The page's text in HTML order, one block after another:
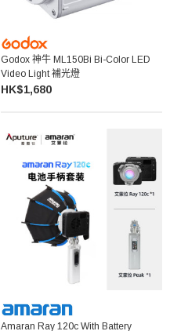
Godox 神牛 ML150Bi Bi-Color LED
Video Light 補光燈
HK$1,680
Amaran Ray 120c With Battery